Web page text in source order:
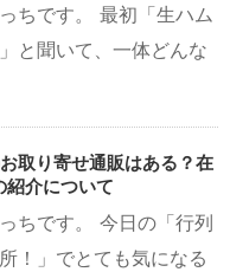
ちです。 最初「生ハム
と聞いて、一体どんな
取り寄せ通販はある？在
紹介について
ちです。 今日の「行列
！」でとても気になる